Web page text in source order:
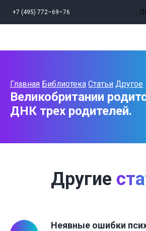
+7 (495) 772–69–76
Главная Библиотека Статьи Другое
Великобритании
ДНК трех родителей.
Другие
Неявные ошибки